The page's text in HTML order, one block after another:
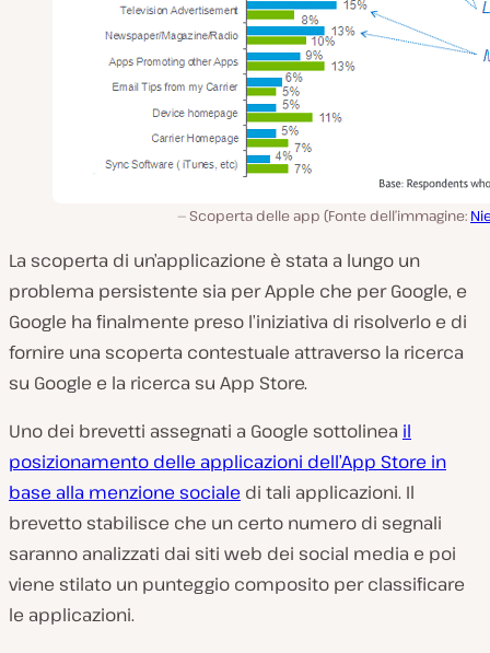
Scoperta delle app (Fonte dell’immagine:
La scoperta di un’applicazione è stata a lungo un
problema persistente sia per Apple che per Google, e
Google ha finalmente preso l’iniziativa di risolverlo e di
fornire una scoperta contestuale attraverso la ricerca
su Google e la ricerca su App Store.
Uno dei brevetti assegnati a Google sottolinea il
posizionamento delle applicazioni dell’App Store in
base alla menzione sociale di tali applicazioni. Il
brevetto stabilisce che un certo numero di segnali
saranno analizzati dai siti web dei social media e poi
viene stilato un punteggio composito per classificare
le applicazioni.